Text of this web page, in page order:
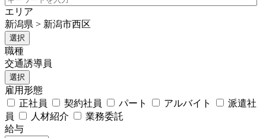
エリア
新潟県 > 新潟市西区
選択
職種
交通誘導員
選択
雇用形態
正社員
契約社員 パート アルバイト
派遣社
員
人材紹介
業務委託
給与